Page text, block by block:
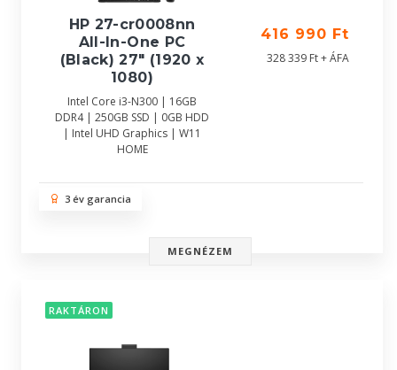
HP 27-cr0008nn
All-In-One PC
(Black) 27" (1920 x
1080)
Intel Core i3-N300 | 16GB
DDR4 | 250GB SSD | 0GB HDD
| Intel UHD Graphics | W11
HOME
416 990 Ft
328 339 Ft + ÁFA
3 év garancia
MEGNÉZEM
RAKTÁRON